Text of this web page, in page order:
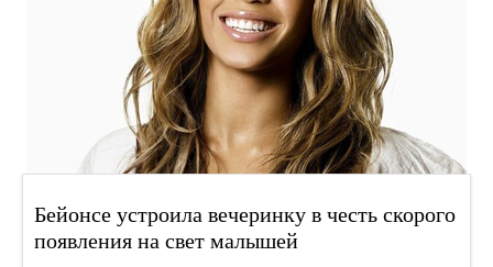
Бейонсе устроила вечеринку в честь скорого
появления на свет малышей